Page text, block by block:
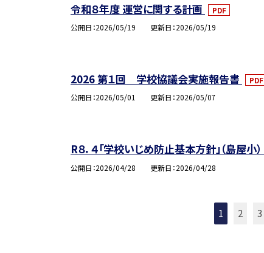
令和８年度 運営に関する計画
PDF
公開日 2026/05/19 更新日 2026/05/19
2026 第１回 学校協議会実施報告書
PDF
公開日 2026/05/01 更新日 2026/05/07
R８．４「学校いじめ防止基本方針」（島屋小）
公開日 2026/04/28 更新日 2026/04/28
1 2 3